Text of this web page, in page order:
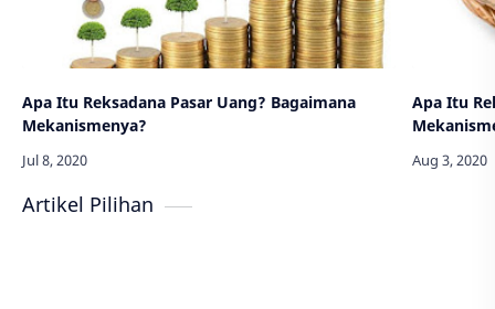
Apa Itu Reksadana Pasar Uang? Bagaimana
Mekanismenya?
Apa Itu
Artikel Pilihan